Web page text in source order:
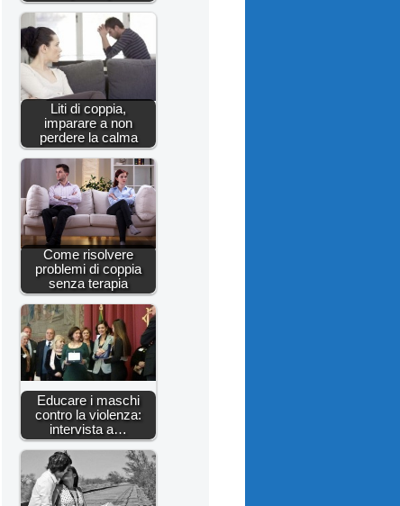
Liti di coppia,
imparare a non
perdere la calma
Come risolvere
problemi di coppia
senza terapia
Educare i maschi
contro la violenza:
intervista a…